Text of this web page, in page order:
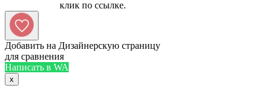
Добавить на Дизайнерскую страницу
для сравнения
Написать в WA
x